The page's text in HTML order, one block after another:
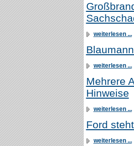
weiterlesen ...
weiterlesen ...
Mehrere
Hinweise
weiterlesen ...
Ford
weiterlesen ...